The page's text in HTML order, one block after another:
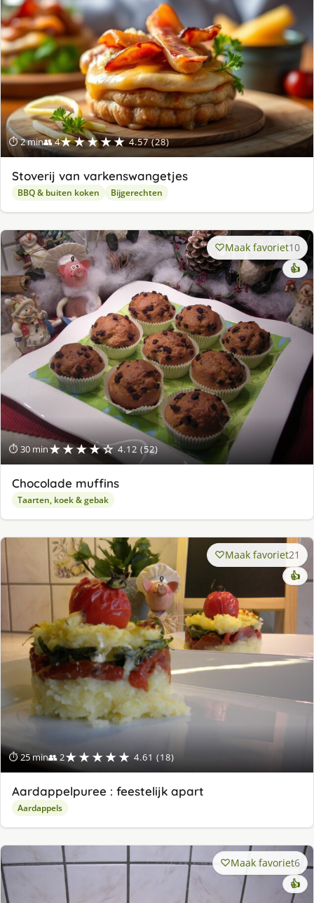
⏱ 2 min👥 4★★★★★ 4.57 (28)
Stoverij van varkenswangetjes
BBQ & buiten koken Bijgerechten
⏱ 30 min★★★★☆ 4.12 (52)
Maak favoriet10
👍
Chocolade muffins
Taarten, koek & gebak
⏱ 25 min👥 2★★★★★ 4.61 (18)
Maak favoriet21
👍
Aardappelpuree : feestelijk apart
Aardappels
Maak favoriet6
👍